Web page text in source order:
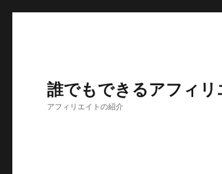
誰でもできるアフィリ
アフィリエイトの紹介